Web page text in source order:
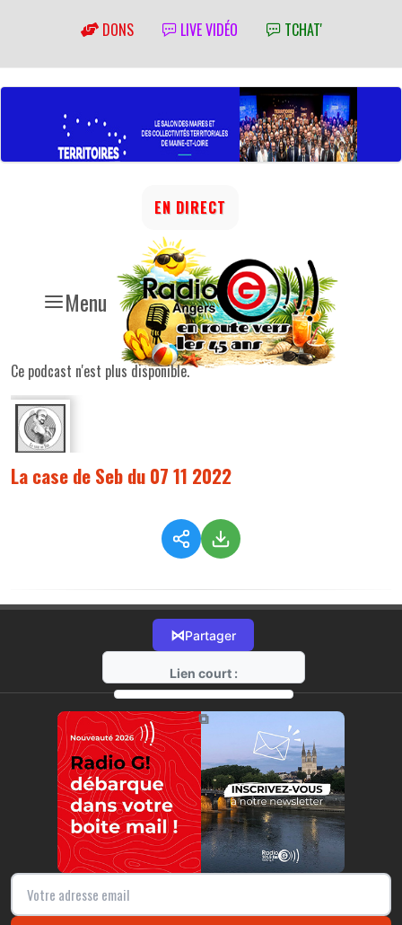
DONS LIVE VIDÉO TCHAT'
Menu
EN DIRECT
Ce podcast n'est plus disponible.
La case de Seb du 07 11 2022
⋈Partager
Lien court :
https://radio-g.fr?9911
⧉